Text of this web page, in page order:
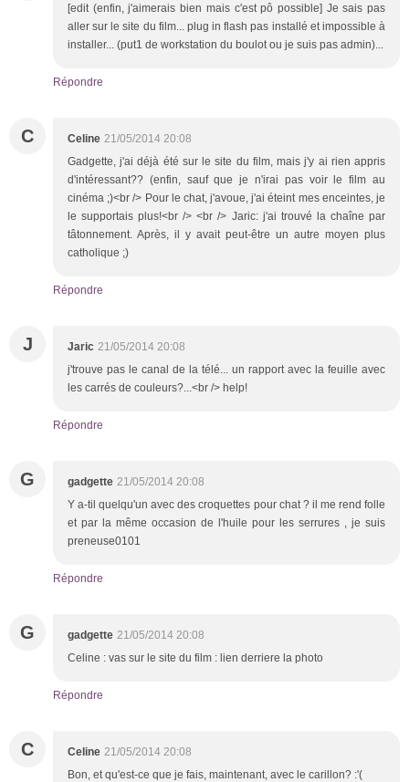
[edit (enfin, j'aimerais bien mais c'est pô possible] Je sais pas
aller sur le site du film... plug in flash pas installé et impossible à
installer... (put1 de workstation du boulot ou je suis pas admin)...
Répondre
C Celine 21/05/2014 20:08
Gadgette, j'ai déjà été sur le site du film, mais j'y ai rien appris
d'intéressant?? (enfin, sauf que je n'irai pas voir le film au
cinéma ;)<br /> Pour le chat, j'avoue, j'ai éteint mes enceintes, je
le supportais plus!<br /> <br /> Jaric: j'ai trouvé la chaîne par
tâtonnement. Après, il y avait peut-être un autre moyen plus
catholique ;)
Répondre
J Jaric 21/05/2014 20:08
j'trouve pas le canal de la télé... un rapport avec la feuille avec
les carrés de couleurs?...<br /> help!
Répondre
G gadgette 21/05/2014 20:08
Y a-til quelqu'un avec des croquettes pour chat ? il me rend folle
et par la même occasion de l'huile pour les serrures , je suis
preneuse0101
Répondre
G gadgette 21/05/2014 20:08
Celine : vas sur le site du film : lien derriere la photo
Répondre
C Celine 21/05/2014 20:08
Bon, et qu'est-ce que je fais, maintenant, avec le carillon? :'(